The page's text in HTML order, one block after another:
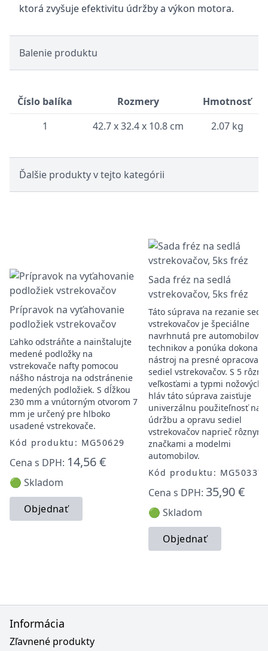
ktorá zvyšuje efektivitu údržby a výkon motora.
Balenie produktu
Číslo balíka Rozmery
Hmotnosť
1
42.7 x 32.4 x 10.8 cm 2.07 kg
Ďalšie produkty v tejto kategórii
Prípravok na vyťahovanie
podložiek vstrekovačov
Ľahko odstráňte a nainštalujte
medené podložky na
vstrekovače nafty pomocou
nášho nástroja na odstránenie
medených podložiek. S dĺžkou
230 mm a vnútorným otvorom 7
mm je určený pre hlboko
usadené vstrekovače.
Kód produktu: MG50629
Cena s DPH: 14,56 €
🟢 Skladom
Objednať
Sada fréz na sedlá
vstrekovačov, 5ks fréz
Táto súprava na rezanie
vstrekovačov je špeciálne
navrhnutá pre
technikov a ponúka dokonalý
nástroj na presné
sediel vstrekovačov. S 5
veľkosťami a typmi nožových
hláv táto súprava zaisťuje
univerzálnu použiteľnosť na
údržbu a opravu sediel
vstrekovačov naprieč rôznymi
značkami a modelmi
automobilov.
Kód produktu: MG50337
Cena s DPH: 35,90 €
🟢 Skladom
Objednať
Informácia
Zľavnené produkty